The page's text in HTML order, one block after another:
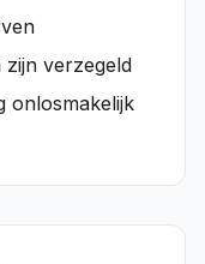
zijn verzegeld
onlosmakelijk